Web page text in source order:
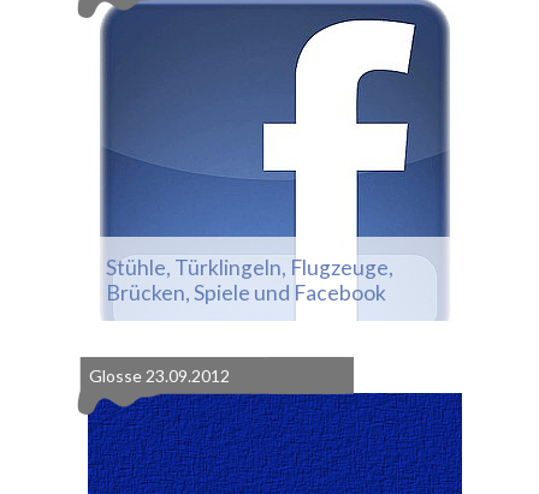
Stühle, Türklingeln, Flugzeuge,
Brücken, Spiele und Facebook
Glosse 23.09.2012